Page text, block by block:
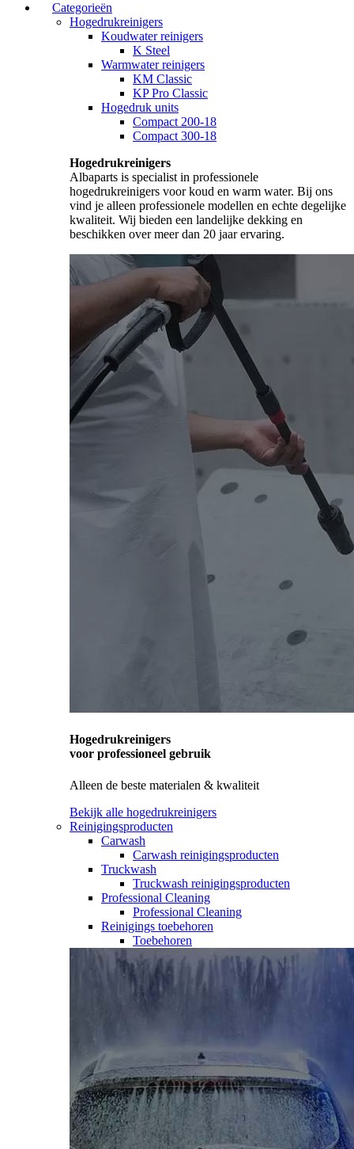
Categorieën
Hogedrukreinigers
Koudwater reinigers
K Steel
Warmwater reinigers
KM Classic
KP Pro Classic
Hogedruk units
Compact 200-18
Compact 300-18
Hogedrukreinigers
Albaparts is specialist in professionele
hogedrukreinigers voor koud en warm water. Bij ons
vind je alleen professionele modellen en echte degelijke
kwaliteit. Wij bieden een landelijke dekking en
beschikken over meer dan 20 jaar ervaring.
Hogedrukreinigers
voor professioneel gebruik
Alleen de beste materialen & kwaliteit
Bekijk alle hogedrukreinigers
Reinigingsproducten
Carwash
Carwash reinigingsproducten
Truckwash
Truckwash reinigingsproducten
Professional Cleaning
Professional Cleaning
Reinigings toebehoren
Toebehoren